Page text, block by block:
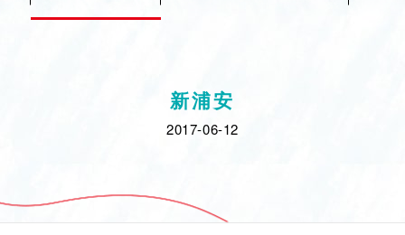
新浦安
2017-06-12